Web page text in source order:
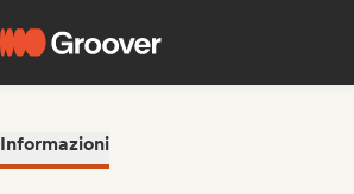
Informazioni